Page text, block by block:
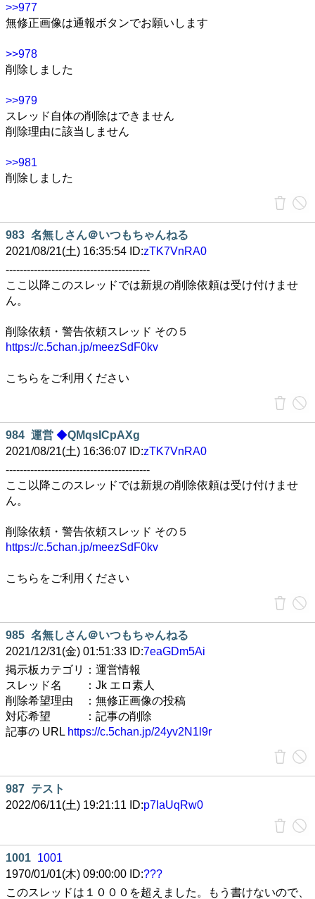
>>977
無修正画像は通報ボタンでお願いします
>>978
削除しました
>>979
スレッド自体の削除はできません
削除理由に該当しません
>>981
削除しました
983 名無しさん＠いつもちゃんねる
2021/08/21(土) 16:35:54 ID:zTK7VnRA0
-----------------------------------------
ここ以降このスレッドでは新規の削除依頼は受け付けませ
ん。
削除依頼・警告依頼スレッド その５
https://c.5chan.jp/meezSdF0kv
こちらをご利用ください
984 運営 ◆QMqsICpAXg
2021/08/21(土) 16:36:07 ID:zTK7VnRA0
-----------------------------------------
ここ以降このスレッドでは新規の削除依頼は受け付けませ
ん。
削除依頼・警告依頼スレッド その５
https://c.5chan.jp/meezSdF0kv
こちらをご利用ください
985 名無しさん＠いつもちゃんねる
2021/12/31(金) 01:51:33 ID:7eaGDm5Ai
掲示板カテゴリ：運営情報
スレッド名 ：Jk エロ素人
削除希望理由 ：無修正画像の投稿
対応希望 ：記事の削除
記事の URL https://c.5chan.jp/24yv2N1l9r
987 テスト
2022/06/11(土) 19:21:11 ID:p7IaUqRw0
1001 1001
1970/01/01(木) 09:00:00 ID:???
このスレッドは１０００を超えました。もう書けないので、